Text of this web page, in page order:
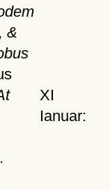
&
XI
Ianuar: